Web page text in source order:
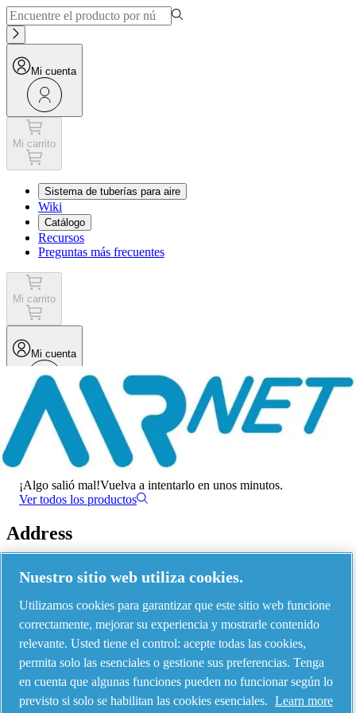
Mi cuenta
Mi carrito
Sistema de tuberías para aire
Wiki
Catálogo
Recursos
Preguntas más frecuentes
Mi carrito
Mi cuenta
Menú
Ha habido un error
¡Algo salió mal!Vuelva a intentarlo en unos minutos.
Ver todos los productos
Address
Contact us
Piping Systems - click to see details
Nuestro sitio web utiliza cookies.
Utilizamos cookies para garantizar que este sitio web funcione
correctamente, mejorar su experiencia y mostrarle contenido
relevante. Usted tiene el control: acepte todas las cookies,
permita solo las esenciales o gestione sus preferencias. Tenga
en cuenta que algunas funciones pueden no funcionar según lo
previsto si solo se habilitan las cookies esenciales. Learn more